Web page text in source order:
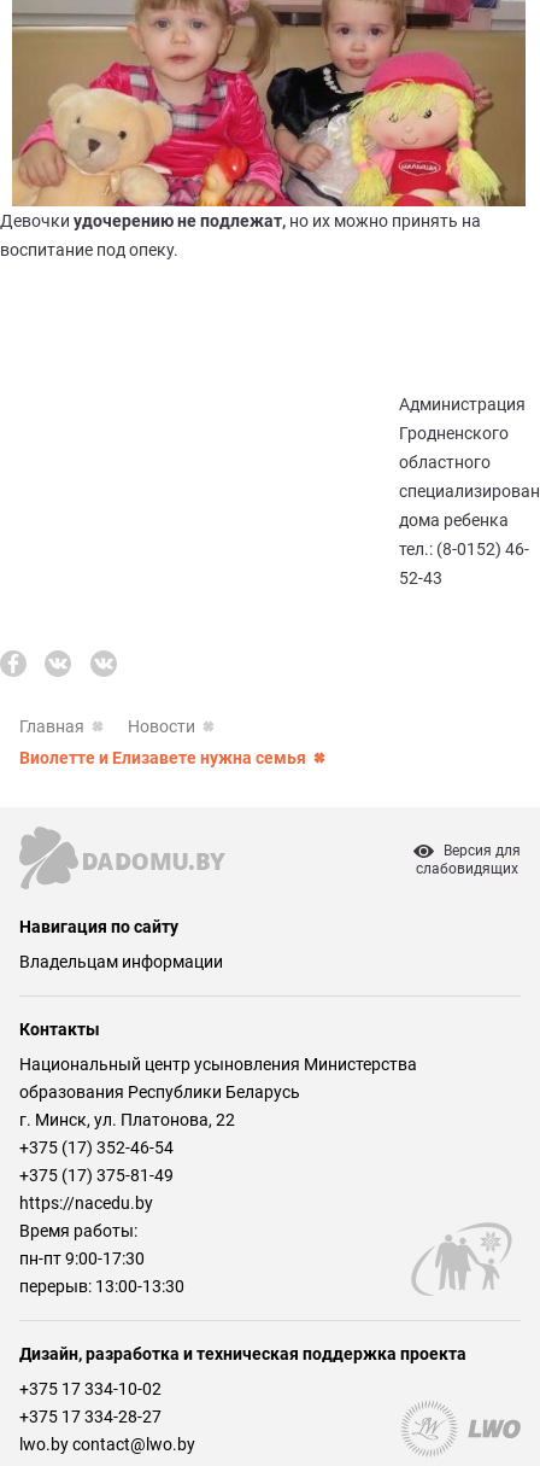
Девочки удочерениюне подлежат, но их можно принять на
воспитание под опеку.
Администрация
Гродненского
областного
дома ребенка
тел.: (8-0152) 46-
52-43
Главная
Новости
Виолетте и Елизавете нужна семья
Версия для
слабовидящих
Навигация по сайту
Владельцам информации
Контакты
Национальный центр усыновления Министерства
образования Республики Беларусь
г. Минск, ул. Платонова, 22
+375 (17) 352-46-54
+375 (17) 375-81-49
https://nacedu.by
Время работы:
пн-пт 9:00-17:30
перерыв: 13:00-13:30
Дизайн, разработка и техническая поддержка проекта
+375 17 334-10-02
+375 17 334-28-27
lwo.by contact@lwo.by